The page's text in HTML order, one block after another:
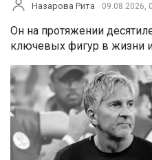
Назарова Рита 09.08.2026,
Он на протяжении
ключевых фигур в жизни